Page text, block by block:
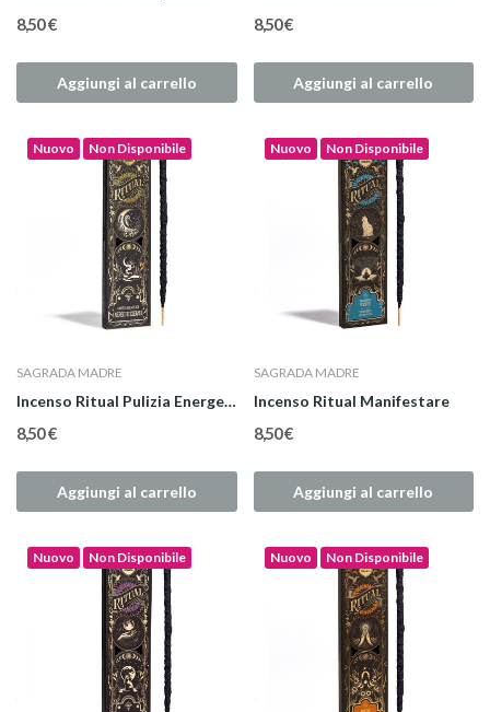
8,50 €
Aggiungi al carrello
8,50 €
Aggiungi al carrello
Nuovo Non Disponibile
SAGRADA MADRE
Incenso Ritual Pulizia Energetica
8,50 €
Aggiungi al carrello
Nuovo Non Disponibile
SAGRADA MADRE
Incenso Ritual Manifestare
8,50 €
Aggiungi al carrello
Nuovo Non Disponibile Nuovo Non Disponibile